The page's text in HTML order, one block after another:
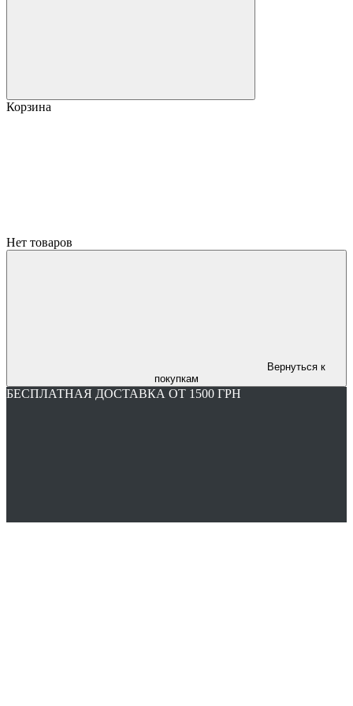
Корзина
Нет товаров
Вернуться к
покупкам
БЕСПЛАТНАЯ ДОСТАВКА ОТ 1500 ГРН